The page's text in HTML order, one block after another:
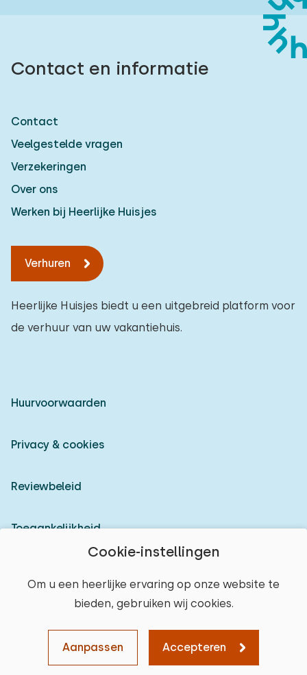
Cookie-instellingen
Om u een heerlijke ervaring op onze website te
bieden, gebruiken wij cookies.
Aanpassen Accepteren
Wissen Verder
Kaart Sorteren
Contact en informatie
Contact
Veelgestelde vragen
Verzekeringen
Over ons
Werken bij Heerlijke Huisjes
Verhuren
Heerlijke Huisjes biedt u een uitgebreid platform voor
de verhuur van uw vakantiehuis.
Huurvoorwaarden
Privacy & cookies
Reviewbeleid
Toegankelijkheid
© 2026 Heerlijke Huisjes (geregistreerd merk)